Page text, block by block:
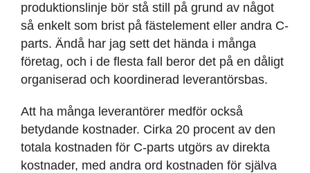
produktionslinje bör stå still på grund av något
så enkelt som brist på fästelement eller andra C-
parts. Ändå har jag sett det hända i många
företag, och i de flesta fall beror det på en dåligt
organiserad och koordinerad leverantörsbas.
Att ha många leverantörer medför också
betydande kostnader. Cirka 20 procent av den
totala kostnaden för C-parts utgörs av direkta
kostnader, med andra ord kostnaden för själva